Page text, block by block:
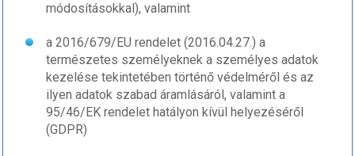
módosításokkal), valamint
a 2016/679/EU rendelet (2016.04.27.) a
természetes személyeknek a személyes adatok
kezelése tekintetében történő védelméről és az
ilyen adatok szabad áramlásáról, valamint a
95/46/EK rendelet hatályon kívül helyezéséről
(GDPR)